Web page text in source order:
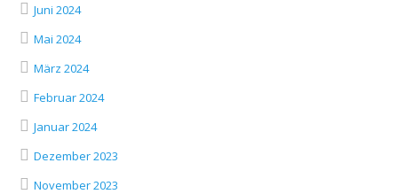
Juni 2024
Mai 2024
März 2024
Februar 2024
Januar 2024
Dezember 2023
November 2023